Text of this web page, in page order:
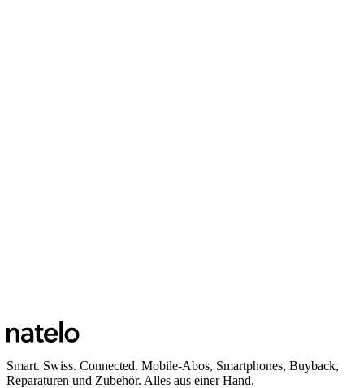
Smart. Swiss. Connected. Mobile-Abos, Smartphones, Buyback,
Reparaturen und Zubehör. Alles aus einer Hand.